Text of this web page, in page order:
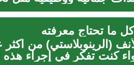
ما تحتاج معرفته
(الرينوبلاستي) من
كنت تفكر في إجراء هذه